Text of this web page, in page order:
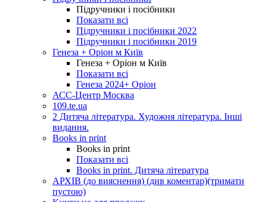
Підручники і посібники
Показати всі
Підручники і посібники 2022
Підручники і посібники 2019
Генеза + Оріон м Київ
Генеза + Оріон м Київ
Показати всі
Генеза 2024+ Оріон
АСС-Центр Москва
109.te.ua
2 Дитяча література. Художня література. Інші
видання.
Books in print
Books in print
Показати всі
Books in print. Дитяча література
АРХІВ (до вияснення) (див коментар)(тримати
пустою)